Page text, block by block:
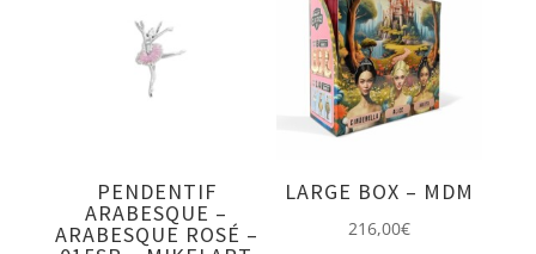
PENDENTIF
ARABESQUE –
ARABESQUE ROSÉ –
LARGE BOX – MDM
216,00€